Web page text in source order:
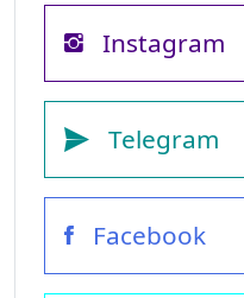
Instagram
Telegram
Facebook